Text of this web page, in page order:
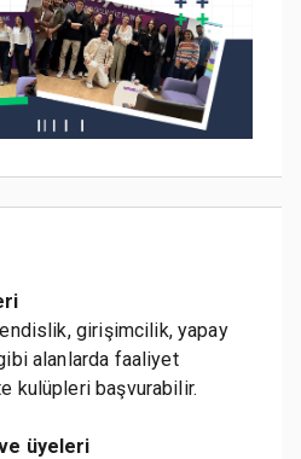
girişimcilik, yapay
alanlarda faaliyet
kulüpleri başvurabilir.
üyeleri